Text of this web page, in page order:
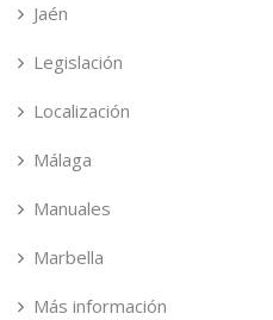
Jaén
Legislación
Localización
Málaga
Manuales
Marbella
Más información